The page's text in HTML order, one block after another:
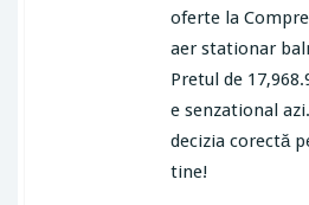
oferte la
aer stationar
Pretul de
e senzational
decizia corectă
tine!